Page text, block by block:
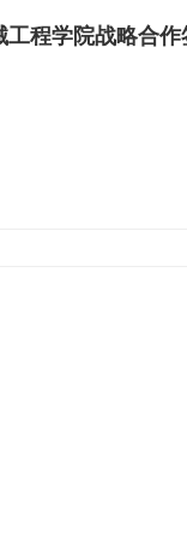
程学院战略合作